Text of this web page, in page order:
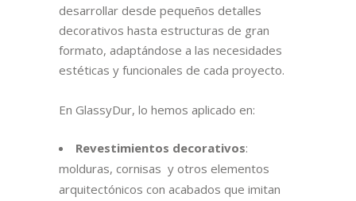
desarrollar desde pequeños detalles
decorativos hasta estructuras de gran
formato, adaptándose a las necesidades
estéticas y funcionales de cada proyecto.
En GlassyDur, lo hemos aplicado en:
Revestimientos decorativos:
molduras, cornisas y otros elementos
arquitectónicos con acabados que imitan